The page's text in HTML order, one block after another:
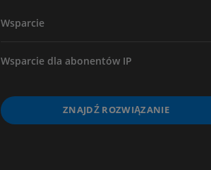
Wsparcie
Wsparcie dla abonentów IP
ZNAJDŹ ROZWIĄZANIE